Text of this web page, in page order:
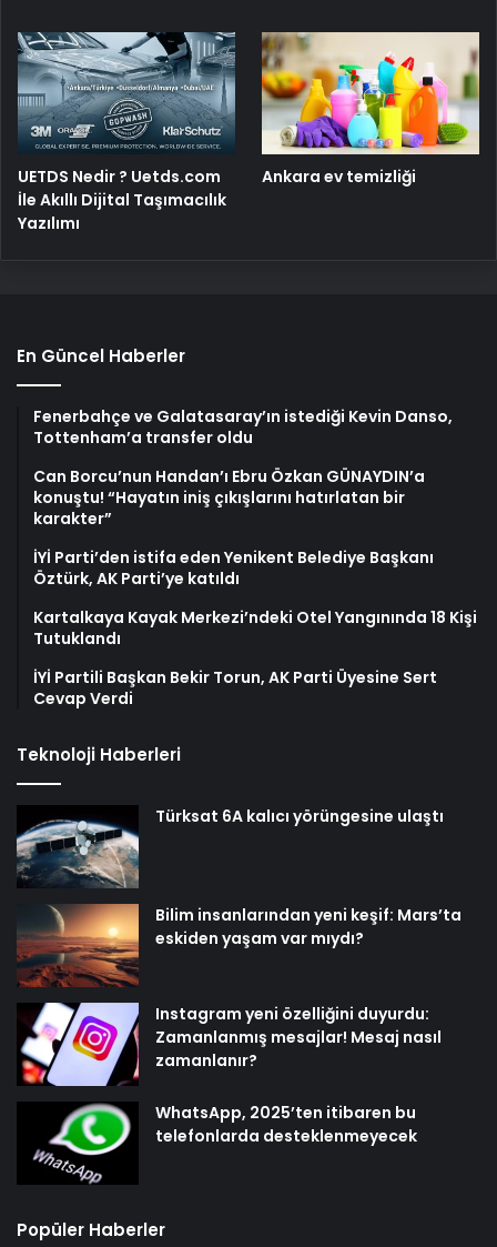
UETDS Nedir ? Uetds.com
İle Akıllı Dijital Taşımacılık
Yazılımı
Ankara ev temizliği
En Güncel Haberler
Fenerbahçe ve Galatasaray’ın istediği Kevin Danso,
Tottenham’a transfer oldu
Can Borcu’nun Handan’ı Ebru Özkan GÜNAYDIN’a
konuştu! “Hayatın iniş çıkışlarını hatırlatan bir
karakter”
İYİ Parti’den istifa eden Yenikent Belediye Başkanı
Öztürk, AK Parti’ye katıldı
Kartalkaya Kayak Merkezi’ndeki Otel Yangınında 18 Kişi
Tutuklandı
İYİ Partili Başkan Bekir Torun, AK Parti Üyesine Sert
Cevap Verdi
Teknoloji Haberleri
Türksat 6A kalıcı yörüngesine ulaştı
Bilim insanlarından yeni keşif: Mars’ta
eskiden yaşam var mıydı?
Instagram yeni özelliğini duyurdu:
Zamanlanmış mesajlar! Mesaj nasıl
zamanlanır?
WhatsApp, 2025’ten itibaren bu
telefonlarda desteklenmeyecek
Popüler Haberler